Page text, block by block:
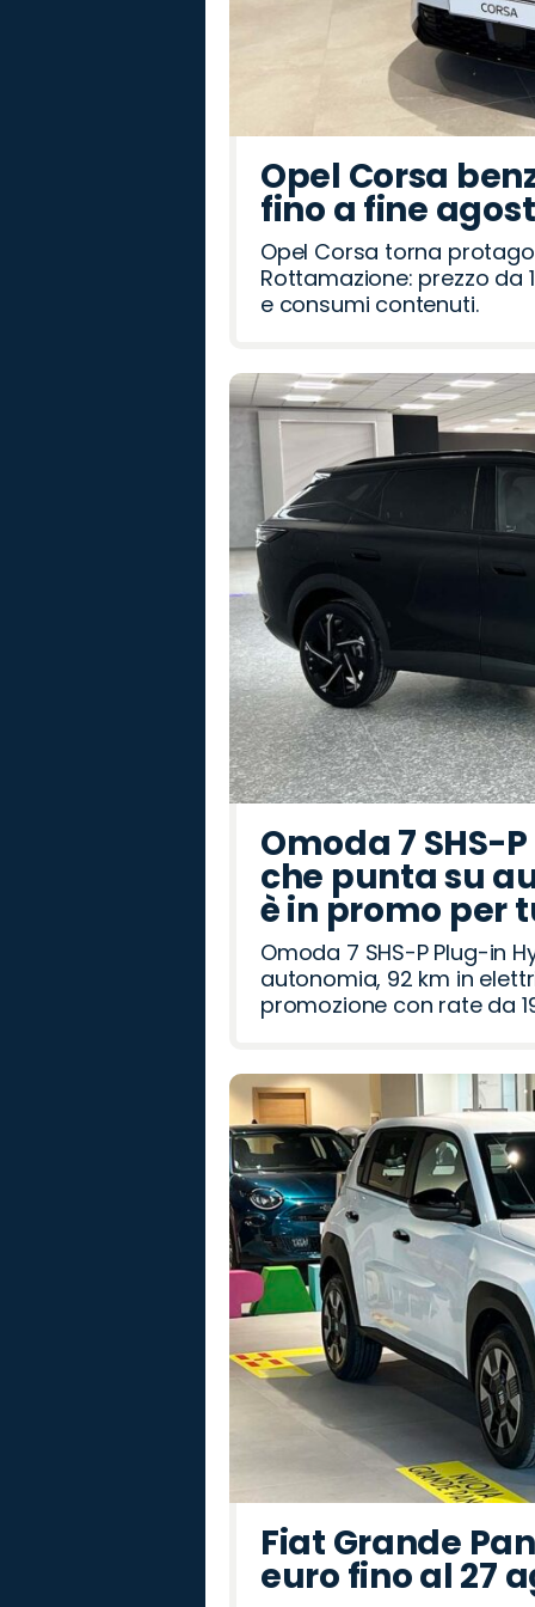
Opel Corsa
fino a fine
Opel Corsa torna
Rottamazione: prezzo da
e consumi contenuti.
Omoda 7 SHS-
che punta su
è in promo per
Omoda 7 SHS-P Plug-in
autonomia, 92 km in
promozione con rate da
Fiat Grande
euro fino al 27